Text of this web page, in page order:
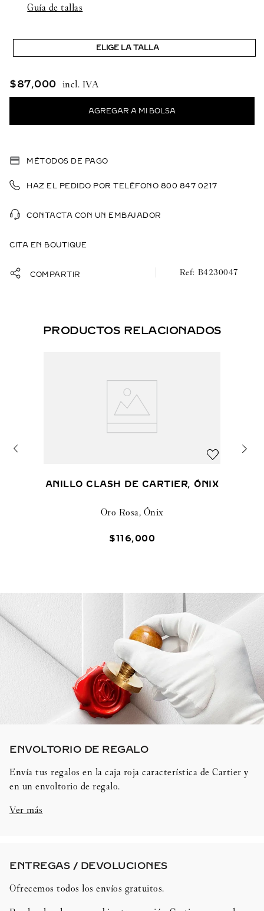
- Ancho máximo: 7,4mm
Guía de tallas
ELIGE LA TALLA
$87,000
MÉTODOS DE PAGO
HAZ EL PEDIDO POR TELÉFONO 800 847 0217
CONTACTA CON UN EMBAJADOR
CITA EN BOUTIQUE
COMPARTIR B4230047
PRODUCTOS RELACIONADOS
ANILLO CLASH DE CARTIER, ÓNIX
Oro Rosa, Ónix
$116,000
ENVOLTORIO DE REGALO​
Envía tus regalos en la caja roja característica de Cartier y
en un envoltorio de regalo.
Ver más
ENTREGAS / DEVOLUCIONES​
Ofrecemos todos los envíos gratuitos.